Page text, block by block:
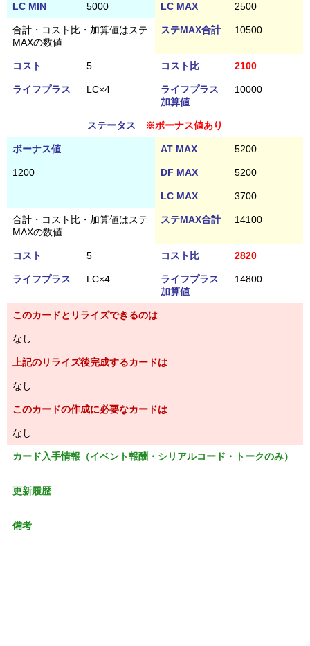
LC MIN 5000 LC MAX 2500
合計・コスト比・加算値はステ
MAXの数値
ステMAX合計 10500
コスト 5 コスト比 2100
ライフプラス LC×4
ライフプラス
加算値
10000
ステータス ※ボーナス値あり
ボーナス値 AT MAX 5200
1200 DF MAX 5200
LC MAX 3700
合計・コスト比・加算値はステ
MAXの数値
ステMAX合計 14100
コスト 5 コスト比 2820
ライフプラス LC×4
ライフプラス
加算値
14800
このカードとリライズできるのは
なし
上記のリライズ後完成するカードは
なし
このカードの作成に必要なカードは
なし
カード入手情報（イベント報酬・シリアルコード・トークのみ）
更新履歴
備考